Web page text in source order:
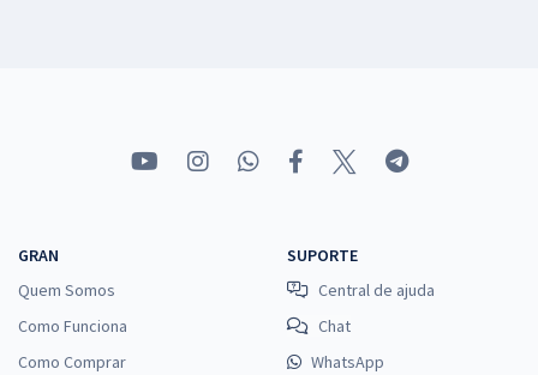
GRAN
Quem Somos
Como Funciona
Como Comprar
SUPORTE
Central de ajuda
Chat
WhatsApp